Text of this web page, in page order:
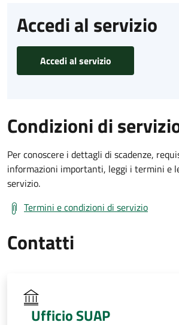
Accedi al servizio
Accedi al servizio
Condizioni di
Per conoscere i dettagli di scadenze,
informazioni importanti, leggi i termini e
servizio.
Termini e condizioni di servizio
Contatti
Ufficio SUAP